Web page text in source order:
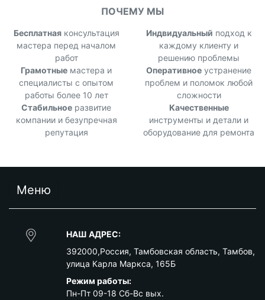
ПОЧЕМУ МЫ
Бесплатнаяконсультация
мастера перед началом
работ
Индвидуальный подход к
каждому клиенту и
решению проблемы
Грамотные мастера и
специалисты с опытом
работы более 10 лет
Оперативное устранение
проблем и поломок любой
сложности
Стабильное развитие
компании и безупречная
репутация
Качественные
инструменты и детали и
оборудование для ремонта
Меню
НАШ АДРЕС:
392000,Россия, Тамбовская область, Тамбов,
улица Карла Маркса, 165Б
Режим работы:
Пн-Пт 09-18 Сб-Вс вых.